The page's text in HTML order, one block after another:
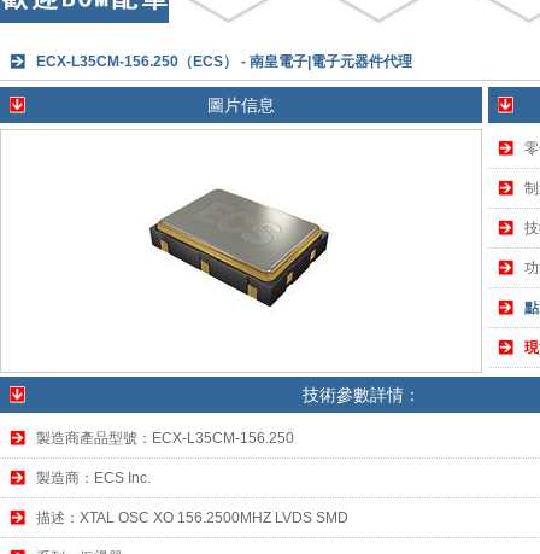
ECX-L35CM-156.250（ECS） - 南皇電子|電子元器件代理
圖片信息
技術參數詳情：
製造商產品型號：ECX-L35CM-156.250
製造商：ECS Inc.
描述：XTAL OSC XO 156.2500MHZ LVDS SMD